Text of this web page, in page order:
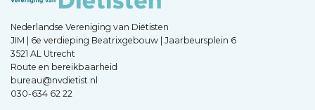
Nederlandse Vereniging van Diëtisten
JIM | 6e verdieping Beatrixgebouw | Jaarbeursplein 6
3521 AL Utrecht
Route en bereikbaarheid
bureau@nvdietist.nl
030-634 62 22